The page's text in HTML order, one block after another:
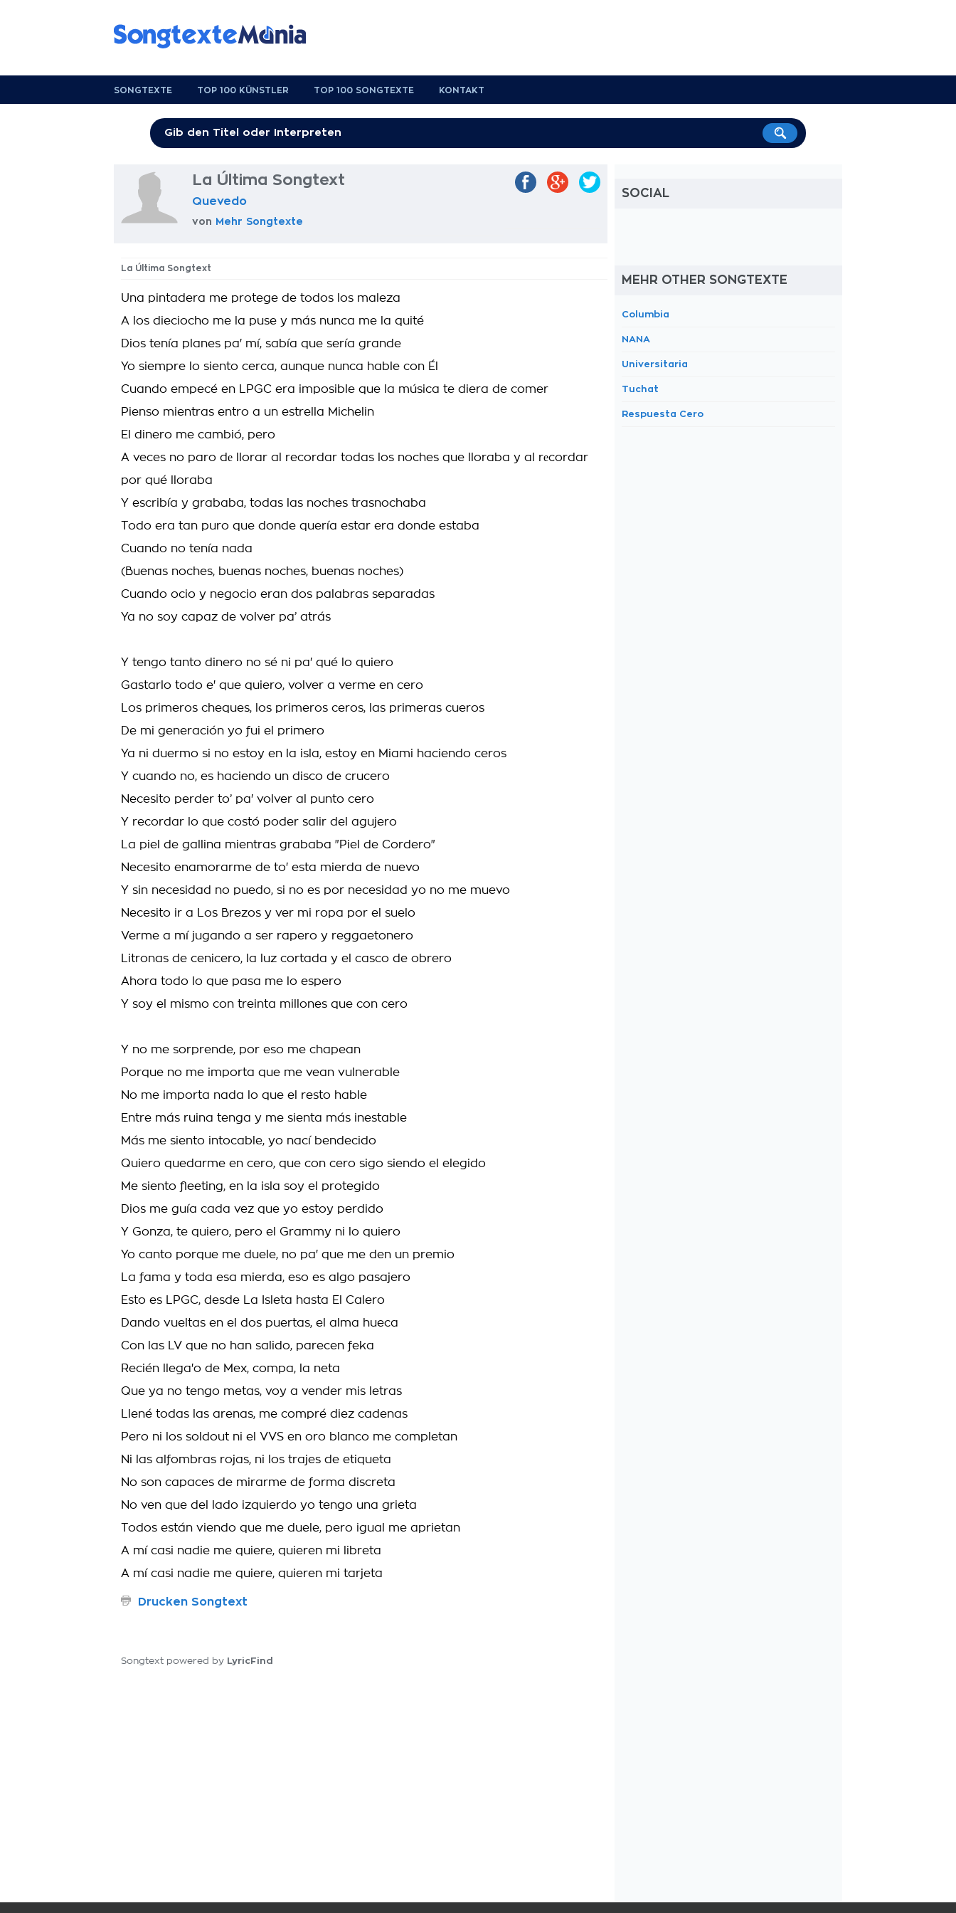
SONGTEXTE TOP 100 KÜNSTLER TOP 100 SONGTEXTE KONTAKT
La Última Songtext
Quevedo
von Mehr Songtexte
La Última Songtext
Una pintadera me protege de todos los maleza
A los dieciocho me la puse y más nunca me la quité
Dios tenía planes pa' mí, sabía que sería grande
Yo siempre lo siento cerca, aunque nunca hable con Él
Cuando empecé en LPGC era imposible que la música te diera de comer
Pienso mientras entro a un estrella Michelin
El dinero me cambió, pero
A veces no paro dе llorar al recordar todas los noches que lloraba y al rеcordar
por qué lloraba
Y escribía y grababa, todas las noches trasnochaba
Todo era tan puro que donde quería estar era donde estaba
Cuando no tenía nada
(Buenas noches, buenas noches, buenas noches)
Cuando ocio y negocio eran dos palabras separadas
Ya no soy capaz de volver pa’ atrás
Y tengo tanto dinero no sé ni pa' qué lo quiero
Gastarlo todo e' que quiero, volver a verme en cero
Los primeros cheques, los primeros ceros, las primeras cueros
De mi generación yo fui el primero
Ya ni duermo si no estoy en la isla, estoy en Miami haciendo ceros
Y cuando no, es haciendo un disco de crucero
Necesito perder to’ pa' volver al punto cero
Y recordar lo que costó poder salir del agujero
La piel de gallina mientras grababa "Piel de Cordero"
Necesito enamorarme de to' esta mierda de nuevo
Y sin necesidad no puedo, si no es por necesidad yo no me muevo
Necesito ir a Los Brezos y ver mi ropa por el suelo
Verme a mí jugando a ser rapero y reggaetonero
Litronas de cenicero, la luz cortada y el casco de obrero
Ahora todo lo que pasa me lo espero
Y soy el mismo con treinta millones que con cero
Y no me sorprende, por eso me chapean
Porque no me importa que me vean vulnerable
No me importa nada lo que el resto hable
Entre más ruina tenga y me sienta más inestable
Más me siento intocable, yo nací bendecido
Quiero quedarme en cero, que con cero sigo siendo el elegido
Me siento fleeting, en la isla soy el protegido
Dios me guía cada vez que yo estoy perdido
Y Gonza, te quiero, pero el Grammy ni lo quiero
Yo canto porque me duele, no pa' que me den un premio
La fama y toda esa mierda, eso es algo pasajero
Esto es LPGC, desde La Isleta hasta El Calero
Dando vueltas en el dos puertas, el alma hueca
Con las LV que no han salido, parecen feka
Recién llega'o de Mex, compa, la neta
Que ya no tengo metas, voy a vender mis letras
Llené todas las arenas, me compré diez cadenas
Pero ni los soldout ni el VVS en oro blanco me completan
Ni las alfombras rojas, ni los trajes de etiqueta
No son capaces de mirarme de forma discreta
No ven que del lado izquierdo yo tengo una grieta
Todos están viendo que me duele, pero igual me aprietan
A mí casi nadie me quiere, quieren mi libreta
A mí casi nadie me quiere, quieren mi tarjeta
Drucken Songtext
Songtext powered by LyricFind
SOCIAL
MEHR OTHER SONGTEXTE
Columbia
NANA
Universitaria
Tuchat
Respuesta Cero